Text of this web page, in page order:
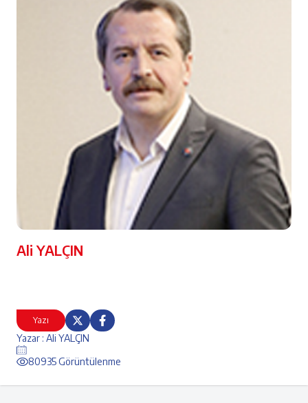
Yazı
Yazar : Ali YALÇIN
80935 Görüntülenme
Ali YALÇIN